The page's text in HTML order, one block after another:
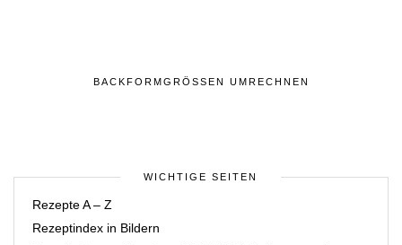
BACKFORMGRÖSSEN UMRECHNEN
WICHTIGE SEITEN
Rezepte A – Z
Rezeptindex in Bildern